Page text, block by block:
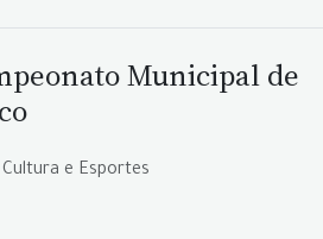
Municipal de
e Esportes